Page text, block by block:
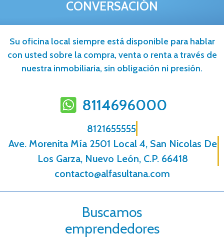
CONVERSACIÓN
Su oficina local siempre está disponible para hablar
con usted sobre la compra, venta o renta a través de
nuestra inmobiliaria, sin obligación ni presión.
8114696000
8121655555
Ave. Morenita Mí­a 2501 Local 4, San Nicolas De
Los Garza, Nuevo León, C.P. 66418
contacto@alfasultana.com
Buscamos
emprendedores